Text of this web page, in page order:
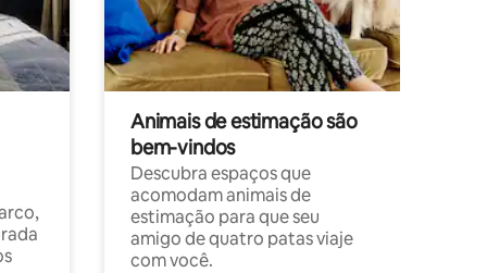
Animais de estimação são
bem-vindos
Descubra espaços que
acomodam animais de
estimação para que seu
amigo de quatro patas viaje
com você.